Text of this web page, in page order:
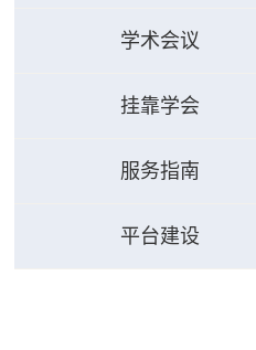
学术会议
挂靠学会
服务指南
平台建设